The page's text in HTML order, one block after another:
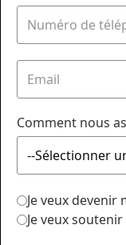
Comment nous
Je veux devenir
Je veux